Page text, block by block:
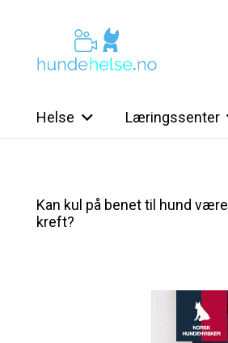
Helse Læringssenter
Kan kul på benet til hund være
kreft?